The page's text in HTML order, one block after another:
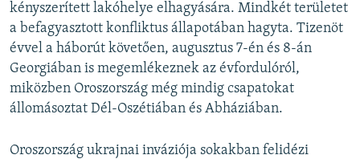
kényszerített lakóhelye elhagyására. Mindkét területet
a befagyasztott konfliktus állapotában hagyta. Tizenöt
évvel a háborút követően, augusztus 7-én és 8-án
Georgiában is megemlékeznek az évfordulóról,
miközben Oroszország még mindig csapatokat
állomásoztat Dél-Oszétiában és Abháziában.
Oroszország ukrajnai inváziója sokakban felidézi